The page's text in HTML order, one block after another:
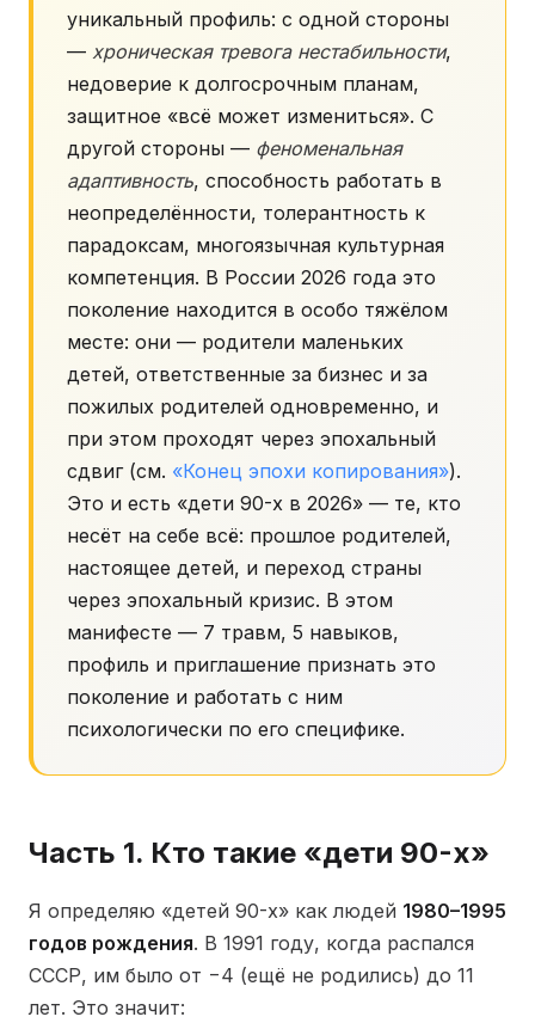
уникальный профиль: с одной стороны
— хроническая тревога нестабильности,
недоверие к долгосрочным планам,
защитное «всё может измениться». С
другой стороны — феноменальная
адаптивность, способность работать в
неопределённости, толерантность к
парадоксам, многоязычная культурная
компетенция. В России 2026 года это
поколение находится в особо тяжёлом
месте: они — родители маленьких
детей, ответственные за бизнес и за
пожилых родителей одновременно, и
при этом проходят через эпохальный
сдвиг (см. «Конец эпохи копирования»).
Это и есть «дети 90-х в 2026» — те, кто
несёт на себе всё: прошлое родителей,
настоящее детей, и переход страны
через эпохальный кризис. В этом
манифесте — 7 травм, 5 навыков,
профиль и приглашение признать это
поколение и работать с ним
психологически по его специфике.
Часть 1. Кто такие «дети 90-х»
Я определяю «детей 90-х» как людей 1980–1995
годов рождения. В 1991 году, когда распался
СССР, им было от −4 (ещё не родились) до 11
лет. Это значит: